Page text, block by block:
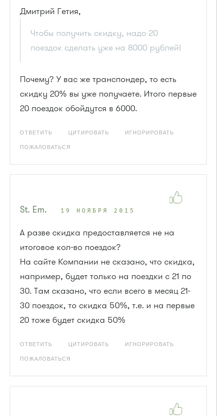
Дмитрий Гетия,
Чтобы получить скидку, надо 20
поездок сделать уже на 8000 рублей!
Почему? У вас же транспондер, то есть
скидку 20% вы уже получаете. Итого первые
20 поездок обойдутся в 6000.
ОТВЕТИТЬ ЦИТИРОВАТЬ ИГНОРИРОВАТЬ
ПОЖАЛОВАТЬСЯ
St. Em. 19 НОЯБРЯ 2015
А разве скидка предоставляется не на
итоговое кол-во поездок?
На сайте Компании не сказано, что скидка,
например, будет только на поездки с 21 по
30. Там сказано, что если всего в месяц 21-
30 поездок, то скидка 50%, т.е. и на первые
20 тоже будет скидка 50%
ОТВЕТИТЬ ЦИТИРОВАТЬ ИГНОРИРОВАТЬ
ПОЖАЛОВАТЬСЯ